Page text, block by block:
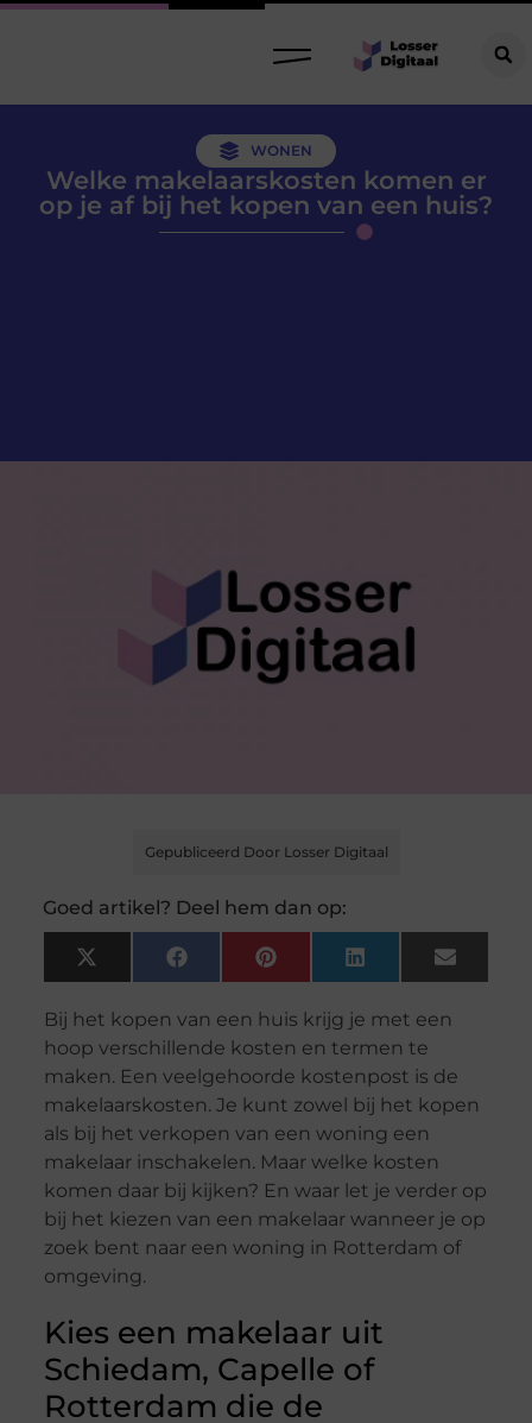
WONEN
Welke makelaarskosten komen er
op je af bij het kopen van een huis?
Gepubliceerd Door Losser Digitaal
Goed artikel? Deel hem dan op:
X
(Twitter)
FacebookPinterest LinkedIn Email
Bij het kopen van een huis krijg je met een
hoop verschillende kosten en termen te
maken. Een veelgehoorde kostenpost is de
makelaarskosten. Je kunt zowel bij het kopen
als bij het verkopen van een woning een
makelaar inschakelen. Maar welke kosten
komen daar bij kijken? En waar let je verder op
bij het kiezen van een makelaar wanneer je op
zoek bent naar een woning in Rotterdam of
omgeving.
Kies een makelaar uit
Schiedam, Capelle of
Rotterdam die de